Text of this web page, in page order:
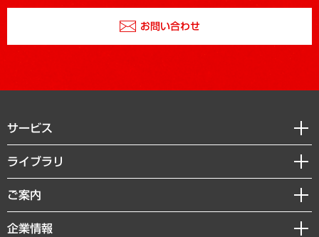
お問い合わせ
サービス
経営戦略
組織・人事戦略
デジタルイノベーション
ライブラリ
経済調査
レポート
コラム
ご案内
セミナー・イベント情報
企業情報